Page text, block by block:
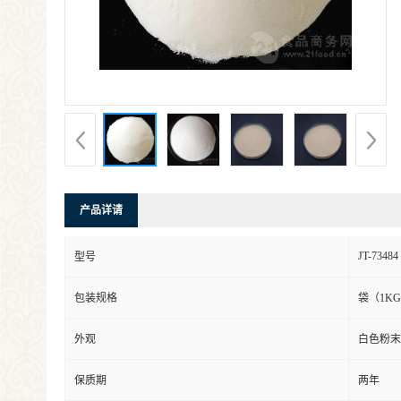
产品详请
型号 JT-73484
包装规格 袋（
外观 白色粉末
保质期 两年